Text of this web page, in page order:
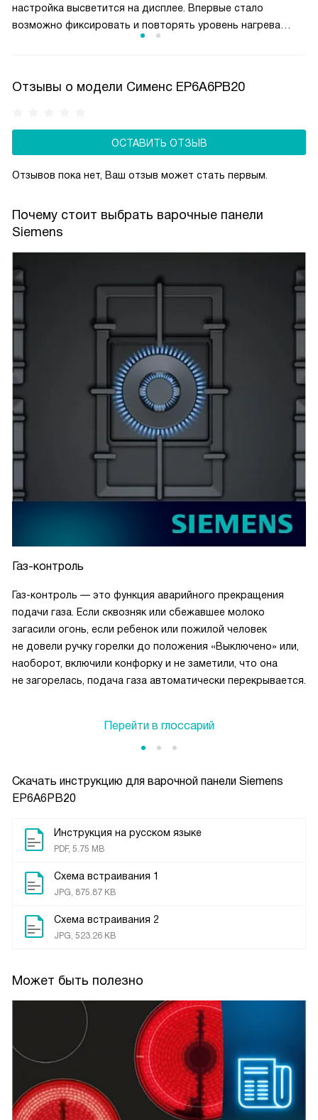
Скачать инструкцию для варочной панели Siemens
EP6A6PB20
Инструкция на русском языке
PDF, 5.75 MB
Схема встраивания 1
JPG, 875.87 KB
Схема встраивания 2
JPG, 523.26 KB
Может быть полезно
настройка высветится на дисплее. Впервые стало
возможно фиксировать и повторять уровень нагрева
Отзывы о модели Сименс EP6A6PB20
ОСТАВИТЬ ОТЗЫВ
Отзывов пока нет, Ваш отзыв может стать первым.
Почему стоит выбрать варочные панели
Siemens
Газ-контроль
Газ-контроль — это функция аварийного прекращения
подачи газа. Если сквозняк или сбежавшее молоко
загасили огонь, если ребенок или пожилой человек
не довели ручку горелки до положения «Выключено» или,
наоборот, включили конфорку и не заметили, что она
не загорелась, подача газа автоматически перекрывается.
Перейти в глоссарий